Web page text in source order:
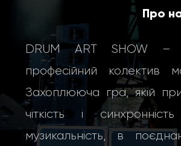
Про
DRUM ART SHOW –
професійний колектив
Захоплююча гра, якій
чіткість і
музикальність, в